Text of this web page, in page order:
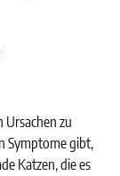
Ursachen zu
Symptome gibt,
Katzen, die es